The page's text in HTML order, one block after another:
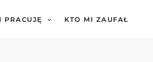
PRACUJĘ KTO MI ZAUFAŁ